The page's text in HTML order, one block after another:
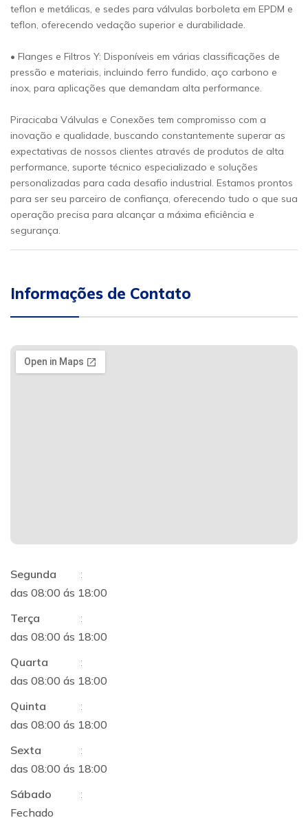
teflon e metálicas, e sedes para válvulas borboleta em EPDM e
teflon, oferecendo vedação superior e durabilidade.
• Flanges e Filtros Y: Disponíveis em várias classificações de
pressão e materiais, incluindo ferro fundido, aço carbono e
inox, para aplicações que demandam alta performance.
Piracicaba Válvulas e Conexões tem compromisso com a
inovação e qualidade, buscando constantemente superar as
expectativas de nossos clientes através de produtos de alta
performance, suporte técnico especializado e soluções
personalizadas para cada desafio industrial. Estamos prontos
para ser seu parceiro de confiança, oferecendo tudo o que sua
operação precisa para alcançar a máxima eficiência e
segurança.
Informações de Contato
Segunda
:
das 08:00 ás 18:00
Terça
:
das 08:00 ás 18:00
Quarta
:
das 08:00 ás 18:00
Quinta
:
das 08:00 ás 18:00
Sexta
:
das 08:00 ás 18:00
Sábado
:
Fechado